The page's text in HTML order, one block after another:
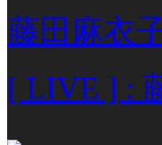
藤田麻衣
[ LIVE ] :